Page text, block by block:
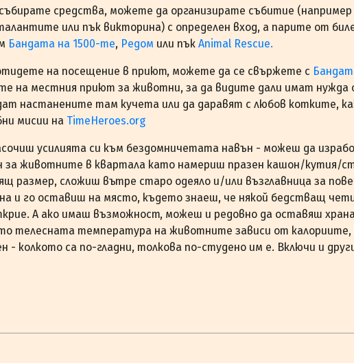
средства, можете да организирате събитие (например
или пък викторина) с определен вход, а парите от
Бандата на 1500-те, Редом или пък Animal Rescue.
на посещение в приют, можете да се свържете с
на местния приют за животни, за да видите дали имат нужда
настанените там кучета или да даравят с любов котките,
мисии на TimeHeroes.org
усилията си към бездомничетата навън - можеш да
за животните в квартала като намериш празен кашон/кутия/
размер, сложиш вътре старо одеяло и/или възглавница за
и го оставиш на място, където знаеш, че някой бедстващ
А ако имаш възможност, можеш и редовно да оставяш
телесната температура на животните зависи от
- колкото са по-гладни, толкова по-студено им е. Включи и